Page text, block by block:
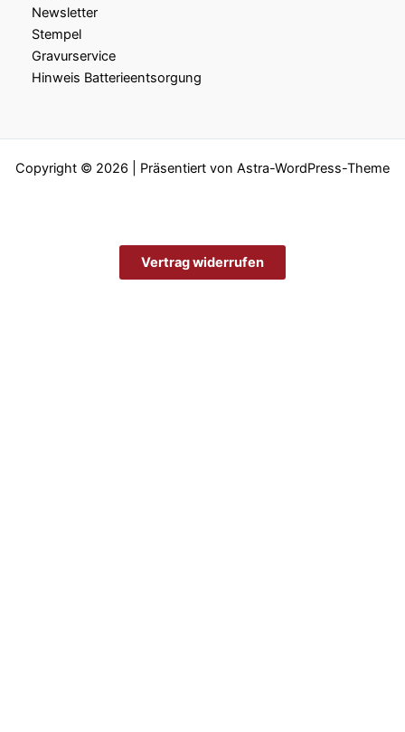
Newsletter
Stempel
Gravurservice
Hinweis Batterieentsorgung
Copyright © 2026 | Präsentiert von Astra-WordPress-Theme
Vertrag widerrufen